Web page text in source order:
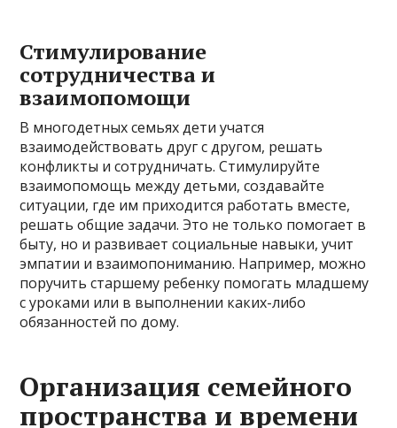
Стимулирование
сотрудничества и
взаимопомощи
В многодетных семьях дети учатся
взаимодействовать друг с другом, решать
конфликты и сотрудничать. Стимулируйте
взаимопомощь между детьми, создавайте
ситуации, где им приходится работать вместе,
решать общие задачи. Это не только помогает в
быту, но и развивает социальные навыки, учит
эмпатии и взаимопониманию. Например, можно
поручить старшему ребенку помогать младшему
с уроками или в выполнении каких-либо
обязанностей по дому.
Организация семейного
пространства и времени